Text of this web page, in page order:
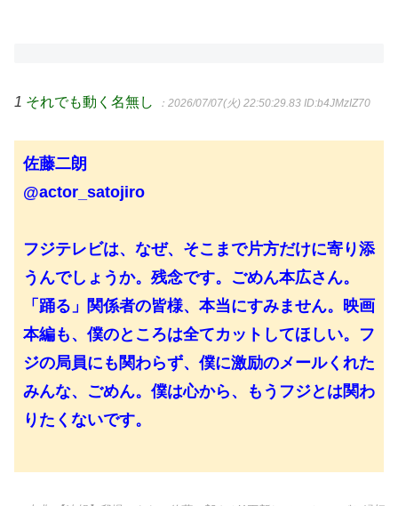
1 それでも動く名無し ：2026/07/07(火) 22:50:29.83 ID:b4JMzIZ70
佐藤二朗
@actor_satojiro
フジテレビは、なぜ、そこまで片方だけに寄り添
うんでしょうか。残念です。ごめん本広さん。
「踊る」関係者の皆様、本当にすみません。映画
本編も、僕のところは全てカットしてほしい。フ
ジの局員にも関わらず、僕に激励のメールくれた
みんな、ごめん。僕は心から、もうフジとは関わ
りたくないです。